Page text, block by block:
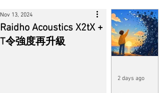
Raidho Acoustics X2tX +
T令強度再升級
Nov 13, 2024
2 days ago